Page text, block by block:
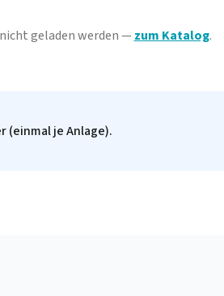
geladen werden — zum Katalog.
(einmal je Anlage).